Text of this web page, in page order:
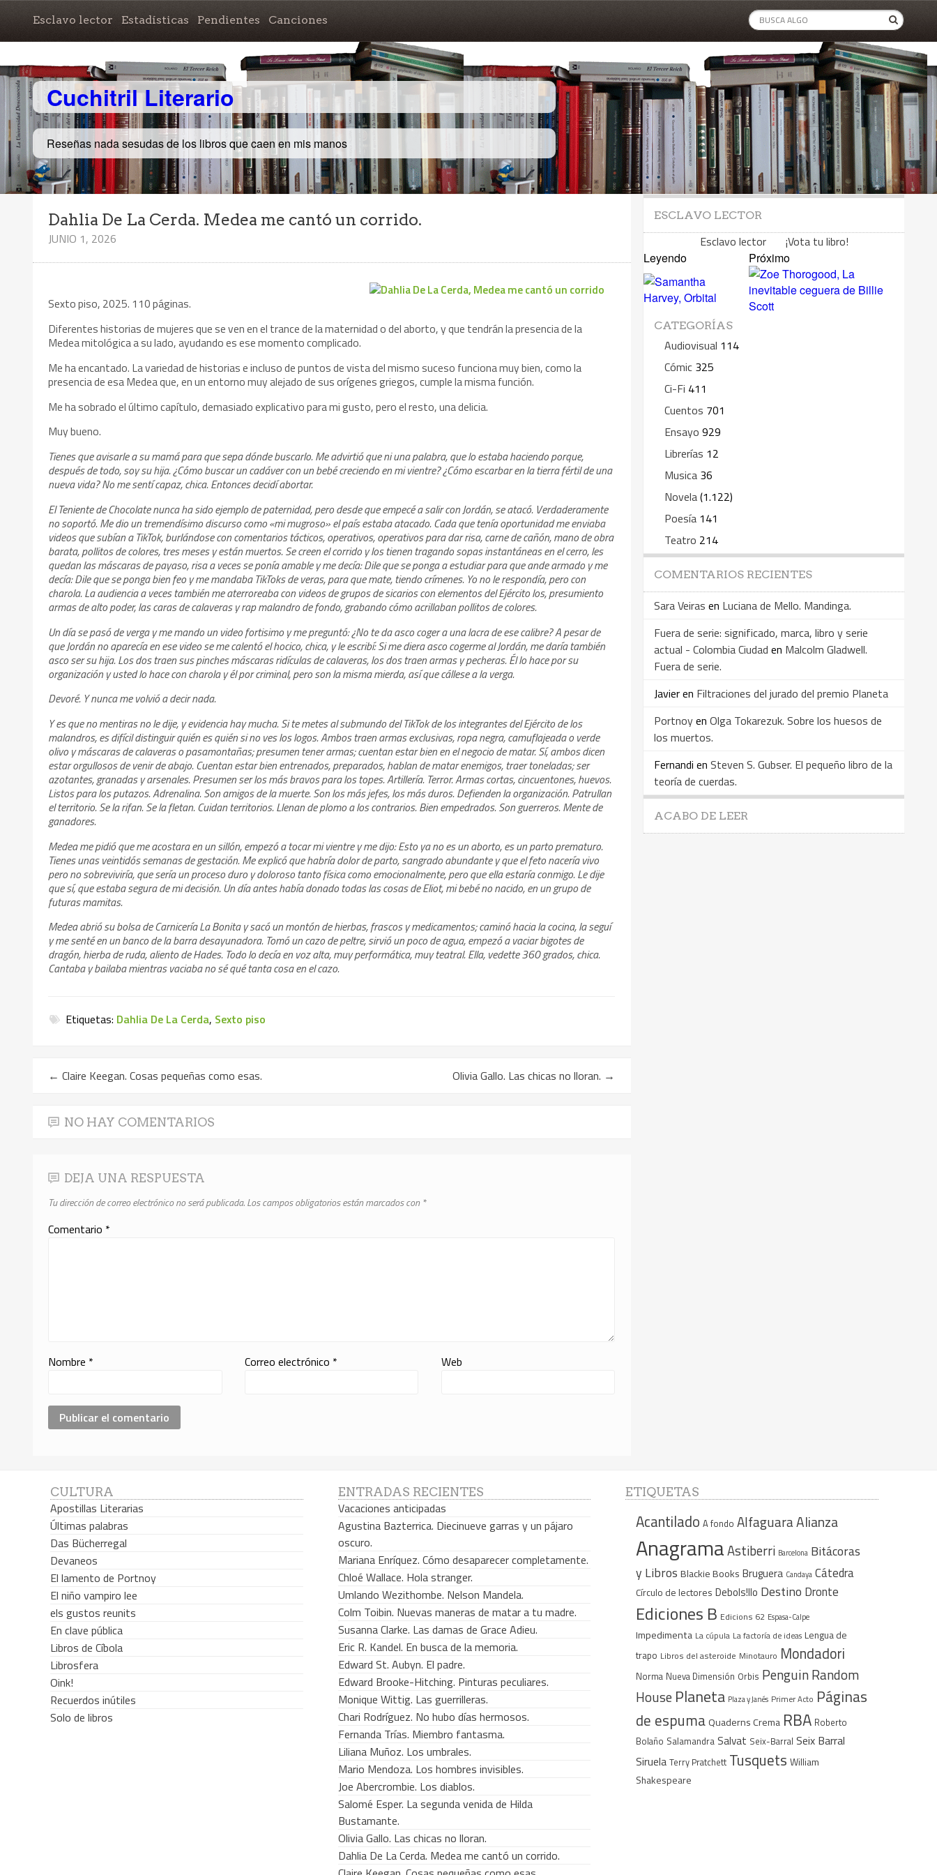
Esclavo lector Estadísticas Pendientes Canciones
Cuchitril Literario
Reseñas nada sesudas de los libros que caen en mis manos
Dahlia De La Cerda. Medea me cantó un corrido.
JUNIO 1, 2026
Sexto piso, 2025. 110 páginas.
Diferentes historias de mujeres que se ven en el trance de la maternidad o del aborto, y que tendrán la presencia de la
Medea mitológica a su lado, ayudando es ese momento complicado.
Me ha encantado. La variedad de historias e incluso de puntos de vista del mismo suceso funciona muy bien, como la
presencia de esa Medea que, en un entorno muy alejado de sus orígenes griegos, cumple la misma función.
Me ha sobrado el último capítulo, demasiado explicativo para mi gusto, pero el resto, una delicia.
Muy bueno.
Tienes que avisarle a su mamá para que sepa dónde buscarlo. Me advirtió que ni una palabra, que lo estaba haciendo porque,
después de todo, soy su hija. ¿Cómo buscar un cadáver con un bebé creciendo en mi vientre? ¿Cómo escarbar en la tierra fértil de una
nueva vida? No me sentí capaz, chica. Entonces decidí abortar.
El Teniente de Chocolate nunca ha sido ejemplo de paternidad, pero desde que empecé a salir con Jordán, se atacó. Verdaderamente
no soportó. Me dio un tremendísimo discurso como «mi mugroso» el país estaba atacado. Cada que tenía oportunidad me enviaba
videos que subían a TikTok, burlándose con comentarios tácticos, operativos, operativos para dar risa, carne de cañón, mano de obra
barata, pollitos de colores, tres meses y están muertos. Se creen el corrido y los tienen tragando sopas instantáneas en el cerro, les
quedan las máscaras de payaso, risa a veces se ponía amable y me decía: Dile que se ponga a estudiar para que ande armado y me
decía: Dile que se ponga bien feo y me mandaba TikToks de veras, para que mate, tiendo crímenes. Yo no le respondía, pero con
charola. La audiencia a veces también me aterroreaba con videos de grupos de sicarios con elementos del Ejército los, presumiento
armas de alto poder, las caras de calaveras y rap malandro de fondo, grabando cómo acrillaban pollitos de colores.
Un día se pasó de verga y me mando un video fortisimo y me preguntó: ¿No te da asco coger a una lacra de ese calibre? A pesar de
que Jordán no aparecía en ese video se me calentó el hocico, chica, y le escribí: Si me diera asco cogerme al Jordán, me daría también
asco ser su hija. Los dos traen sus pinches máscaras ridículas de calaveras, los dos traen armas y pecheras. Él lo hace por su
organización y usted lo hace con charola y él por criminal, pero son la misma mierda, así que cállese a la verga.
Devoré. Y nunca me volvió a decir nada.
Y es que no mentiras no le dije, y evidencia hay mucha. Si te metes al submundo del TikTok de los integrantes del Ejército de los
malandros, es difícil distinguir quién es quién si no ves los logos. Ambos traen armas exclusivas, ropa negra, camuflajeada o verde
olivo y máscaras de calaveras o pasamontañas; presumen tener armas; cuentan estar bien en el negocio de matar. Sí, ambos dicen
estar orgullosos de venir de abajo. Cuentan estar bien entrenados, preparados, hablan de matar enemigos, traer toneladas; ser
azotantes, granadas y arsenales. Presumen ser los más bravos para los topes. Artillería. Terror. Armas cortas, cincuentones, huevos.
Listos para los putazos. Adrenalina. Son amigos de la muerte. Son los más jefes, los más duros. Defienden la organización. Patrullan
el territorio. Se la rifan. Se la fletan. Cuidan territorios. Llenan de plomo a los contrarios. Bien empedrados. Son guerreros. Mente de
ganadores.
Medea me pidió que me acostara en un sillón, empezó a tocar mi vientre y me dijo: Esto ya no es un aborto, es un parto prematuro.
Tienes unas veintidós semanas de gestación. Me explicó que habría dolor de parto, sangrado abundante y que el feto nacería vivo
pero no sobreviviría, que sería un proceso duro y doloroso tanto física como emocionalmente, pero que ella estaría conmigo. Le dije
que sí, que estaba segura de mi decisión. Un día antes había donado todas las cosas de Eliot, mi bebé no nacido, en un grupo de
futuras mamitas.
Medea abrió su bolsa de Carnicería La Bonita y sacó un montón de hierbas, frascos y medicamentos; caminó hacia la cocina, la seguí
y me senté en un banco de la barra desayunadora. Tomó un cazo de peltre, sirvió un poco de agua, empezó a vaciar bigotes de
dragón, hierba de ruda, aliento de Hades. Todo lo decía en voz alta, muy performática, muy teatral. Ella, vedette 360 grados, chica.
Cantaba y bailaba mientras vaciaba no sé qué tanta cosa en el cazo.
Etiquetas: Dahlia De La Cerda, Sexto piso
← Claire Keegan. Cosas pequeñas como esas. Olivia Gallo. Las chicas no lloran. →
NO HAY COMENTARIOS
DEJA UNA RESPUESTA
Tu dirección de correo electrónico no será publicada.Los campos obligatorios están marcados con *
Comentario *
Nombre * Correo electrónico * Web
ESCLAVO LECTOR
Esclavo lector ¡Vota tu libro!
Leyendo Próximo
CATEGORÍAS
Audiovisual 114
Cómic 325
Ci-Fi 411
Cuentos 701
Ensayo 929
Librerías 12
Musica 36
Novela(1.122)
Poesía 141
Teatro 214
COMENTARIOS RECIENTES
Sara Veiras en Luciana de Mello. Mandinga.
Fuera de serie: significado, marca, libro y serie
actual - Colombia Ciudad en Malcolm Gladwell.
Fuera de serie.
Javieren Filtraciones del jurado del premio Planeta
Portnoyen Olga Tokarezuk. Sobre los huesos de
los muertos.
Fernandi en Steven S. Gubser. El pequeño libro de la
teoría de cuerdas.
ACABO DE LEER
CULTURA
Apostillas Literarias
Últimas palabras
Das Bücherregal
Devaneos
El lamento de Portnoy
El niño vampiro lee
els gustos reunits
En clave pública
Libros de Cíbola
Librosfera
Oink!
Recuerdos inútiles
Solo de libros
ENTRADAS RECIENTES
Vacaciones anticipadas
Agustina Bazterrica. Diecinueve garras y un pájaro
oscuro.
Mariana Enríquez. Cómo desaparecer completamente.
Chloé Wallace. Hola stranger.
Umlando Wezithombe. Nelson Mandela.
Colm Toibin. Nuevas maneras de matar a tu madre.
Susanna Clarke. Las damas de Grace Adieu.
Eric R. Kandel. En busca de la memoria.
Edward St. Aubyn. El padre.
Edward Brooke-Hitching. Pinturas peculiares.
Monique Wittig. Las guerrilleras.
Chari Rodríguez. No hubo días hermosos.
Fernanda Trías. Miembro fantasma.
Liliana Muñoz. Los umbrales.
Mario Mendoza. Los hombres invisibles.
Joe Abercrombie. Los diablos.
Salomé Esper. La segunda venida de Hilda
Bustamante.
Olivia Gallo. Las chicas no lloran.
Dahlia De La Cerda. Medea me cantó un corrido.
ETIQUETAS
Acantilado A fondo AlfaguaraAlianza
AnagramaAstiberri Barcelona Bitácoras
y Libros Blackie Books Bruguera Candaya Cátedra
Círculo de lectores Debols!llo Destino Dronte
Ediciones B Edicions 62 Espasa-Calpe
Impedimenta La cúpula La factoría de ideas Lengua de
trapo Libros del asteroide Minotauro Mondadori
Norma Nueva Dimensión Orbis Penguin Random
House Planeta Plaza y Janés Primer Acto Páginas
de espumaQuaderns Crema RBA Roberto
Bolaño Salamandra Salvat Seix-Barral Seix Barral
Siruela Terry Pratchett Tusquets William
Shakespeare